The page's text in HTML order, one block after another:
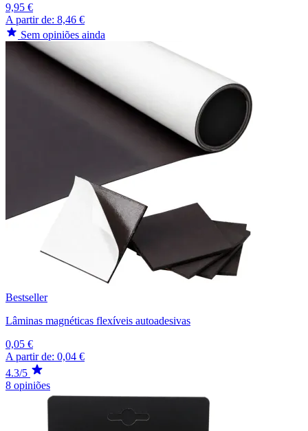
9,95 €
A partir de: 8,46 €
Sem opiniões ainda
Bestseller
Lâminas magnéticas flexíveis autoadesivas
0,05 €
A partir de: 0,04 €
4.3/5
8 opiniões